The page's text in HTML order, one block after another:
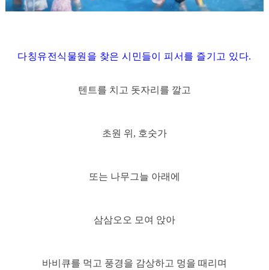
다칭유전식물원을 찾은 시민들이 피서를 즐기고 있다.
텐트를 치고 돗자리를 깔고
초원 위, 호숫가
또는 나무그늘 아래에
삼삼오오 모여 앉아
바비큐를 먹고 풍경을 감상하고 멍을 때리며